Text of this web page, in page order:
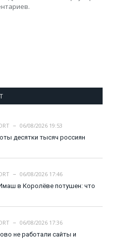
06/08/2026 19:53
десятки тысяч россиян
06/08/2026 17:46
в Королёве потушен: что
06/08/2026 17:36
не работали сайты и